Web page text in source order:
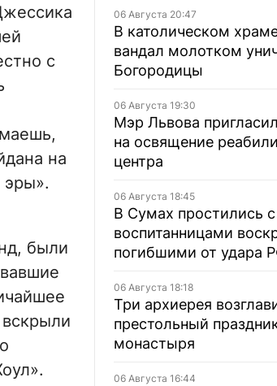
с
на
были
06 Августа 20:47
В католическом
вандал молотком
Богородицы
06 Августа 19:30
Мэр Львова
на освящение
центра
06 Августа 18:45
В Сумах простились с
воспитанницами
погибшими от удара
06 Августа 18:18
Три архиерея
престольный
монастыря
06 Августа 16:44